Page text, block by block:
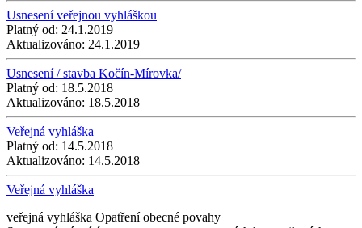
Usnesení veřejnou vyhláškou
Platný od: 24.1.2019
Aktualizováno: 24.1.2019
Usnesení / stavba Kočín-Mírovka/
Platný od: 18.5.2018
Aktualizováno: 18.5.2018
Veřejná vyhláška
Platný od: 14.5.2018
Aktualizováno: 14.5.2018
Veřejná vyhláška
veřejná vyhláška Opatření obecné povahy